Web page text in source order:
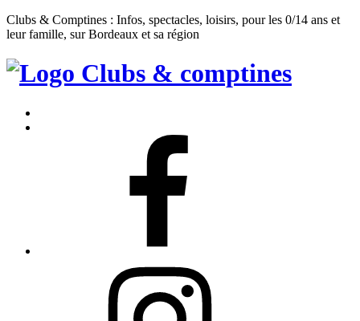
Clubs & Comptines : Infos, spectacles, loisirs, pour les 0/14 ans et
leur famille, sur Bordeaux et sa région
Clubs
Comptines